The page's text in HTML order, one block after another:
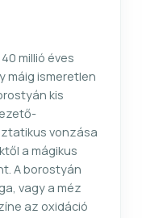
millió éves
máig ismeretlen
kis
vonzása
a mágikus
A borostyán
vagy a méz
az oxidáció